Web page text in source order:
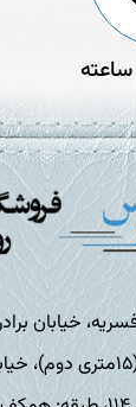
خیابان